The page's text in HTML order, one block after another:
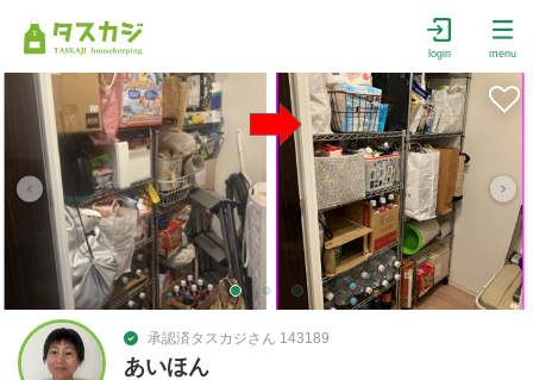
login menu
承認済タスカジさん 143189
あいほん